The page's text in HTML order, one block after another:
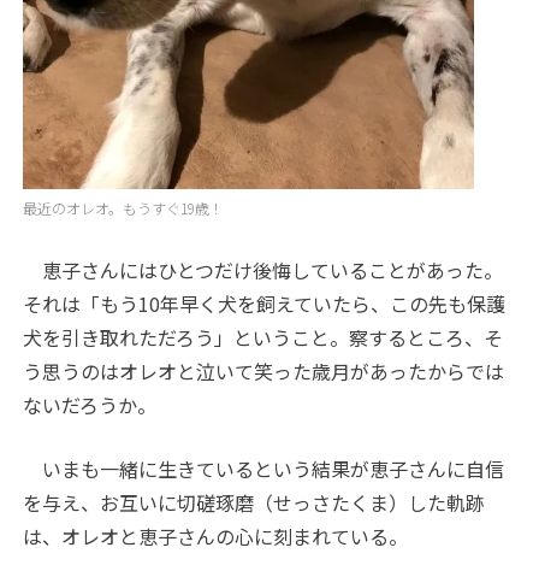
最近のオレオ。もうすぐ19歳！
恵子さんにはひとつだけ後悔していることがあった。
それは「もう10年早く犬を飼えていたら、この先も保護
犬を引き取れただろう」ということ。察するところ、そ
う思うのはオレオと泣いて笑った歳月があったからでは
ないだろうか。
いまも一緒に生きているという結果が恵子さんに自信
を与え、お互いに切磋琢磨（せっさたくま）した軌跡
は、オレオと恵子さんの心に刻まれている。